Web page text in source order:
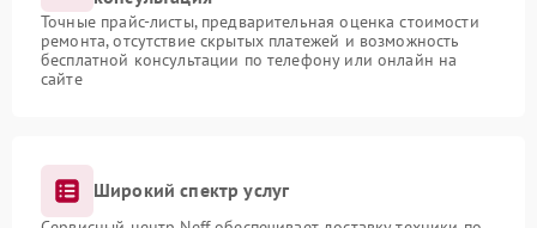
Точные прайс-листы, предварительная оценка стоимости
ремонта, отсутствие скрытых платежей и возможность
бесплатной консультации по телефону или онлайн на
сайте
Широкий спектр услуг